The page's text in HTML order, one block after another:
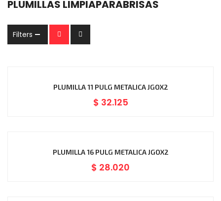
PLUMILLAS LIMPIAPARABRISAS
Filters
PLUMILLA 11 PULG METALICA JGOX2
$ 32.125
PLUMILLA 16 PULG METALICA JGOX2
$ 28.020